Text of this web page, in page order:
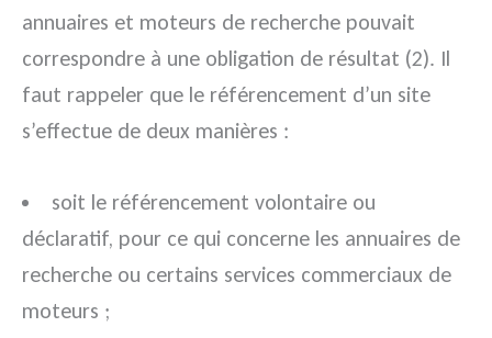
annuaires et moteurs de recherche pouvait
correspondre à une obligation de résultat (2). Il
faut rappeler que le référencement d’un site
s’effectue de deux manières :
soit le référencement volontaire ou
déclaratif, pour ce qui concerne les annuaires de
recherche ou certains services commerciaux de
moteurs ;